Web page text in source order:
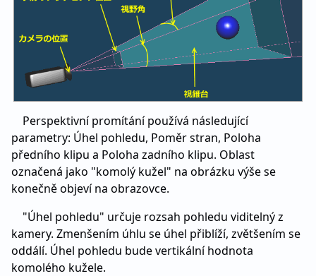
Perspektivní promítání používá následující
parametry: Úhel pohledu, Poměr stran, Poloha
předního klipu a Poloha zadního klipu. Oblast
označená jako "komolý kužel" na obrázku výše se
konečně objeví na obrazovce.
"Úhel pohledu" určuje rozsah pohledu viditelný z
kamery. Zmenšením úhlu se úhel přiblíží, zvětšením se
oddálí. Úhel pohledu bude vertikální hodnota
komolého kužele.